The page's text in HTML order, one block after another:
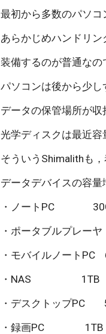
最初から多数のパソコ
あらかじめハンドリ
装備するのが普通なの
パソコンは後から少
データの保管場所が収
光学ディスクは最近容
そういうShimalithも
データデバイスの容量
・ノートPC
・ポータブルプレーヤ
・モバイルノートPC
・NAS                     1TB
・デスクトップPC
・録画PC                 1TB